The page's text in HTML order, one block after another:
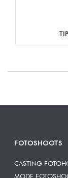
FOTOSHOOTS
CASTING
MODE